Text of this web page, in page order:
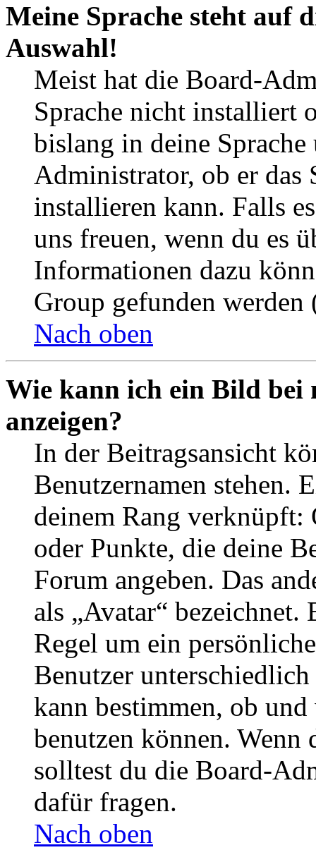
Meine Sprache steht auf
Auswahl!
Meist hat die Board-
Sprache nicht installiert
bislang in deine
Administrator, ob er das
installieren kann. Falls
uns freuen, wenn du es
Informationen dazu
Group gefunden
Nach oben
Wie kann ich ein Bild bei
anzeigen?
In der Beitragsansicht
Benutzernamen stehen.
deinem Rang verknüpft:
oder Punkte, die deine
Forum angeben. Das
als „Avatar“
Regel um ein
Benutzer
kann bestimmen, ob
benutzen können. Wenn
solltest du die Board-
dafür fragen.
Nach oben